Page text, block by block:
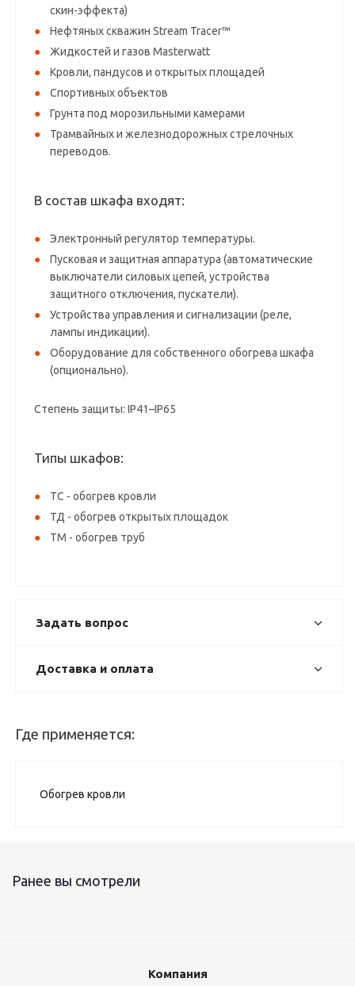
скин-эффекта)
Нефтяных скважин Stream Tracer™
Жидкостей и газов Masterwatt
Кровли, пандусов и открытых площадей
Спортивных объектов
Грунта под морозильными камерами
Трамвайных и железнодорожных стрелочных
переводов.
В состав шкафа входят:
Электронный регулятор температуры.
Пусковая и защитная аппаратура (автоматические
выключатели силовых цепей, устройства
защитного отключения, пускатели).
Устройства управления и сигнализации (реле,
лампы индикации).
Оборудование для собственного обогрева шкафа
(опционально).
Степень защиты: IP41–IP65
Типы шкафов:
ТС - обогрев кровли
ТД - обогрев открытых площадок
ТМ - обогрев труб
Задать вопрос
Доставка и оплата
Где применяется:
Обогрев кровли
Ранее вы смотрели
Компания